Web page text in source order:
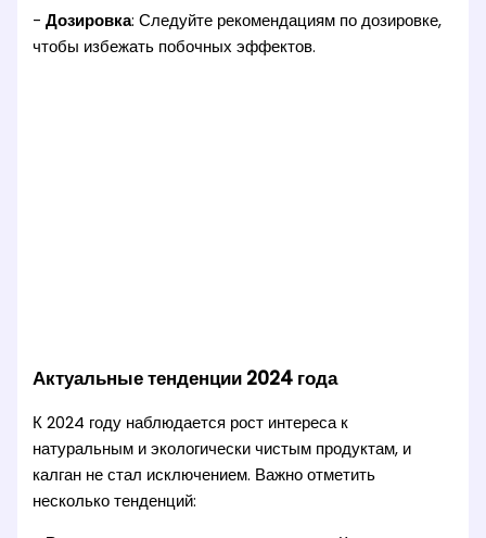
-Дозировка: Следуйте рекомендациям по дозировке,
чтобы избежать побочных эффектов.
Актуальные тенденции 2024 года
К 2024 году наблюдается рост интереса к
натуральным и экологически чистым продуктам, и
калган не стал исключением. Важно отметить
несколько тенденций: